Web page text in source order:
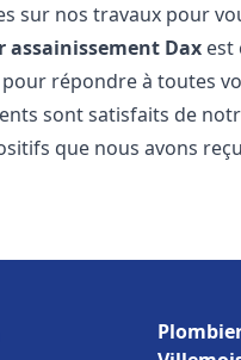
sur nos travaux pour
assainissement Dax est
répondre à toutes
sont satisfaits de
que nous avons